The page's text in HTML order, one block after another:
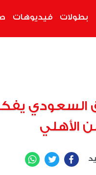
بطولات فيديوهات
السعودي
الأهلي
Facebook
Twitter